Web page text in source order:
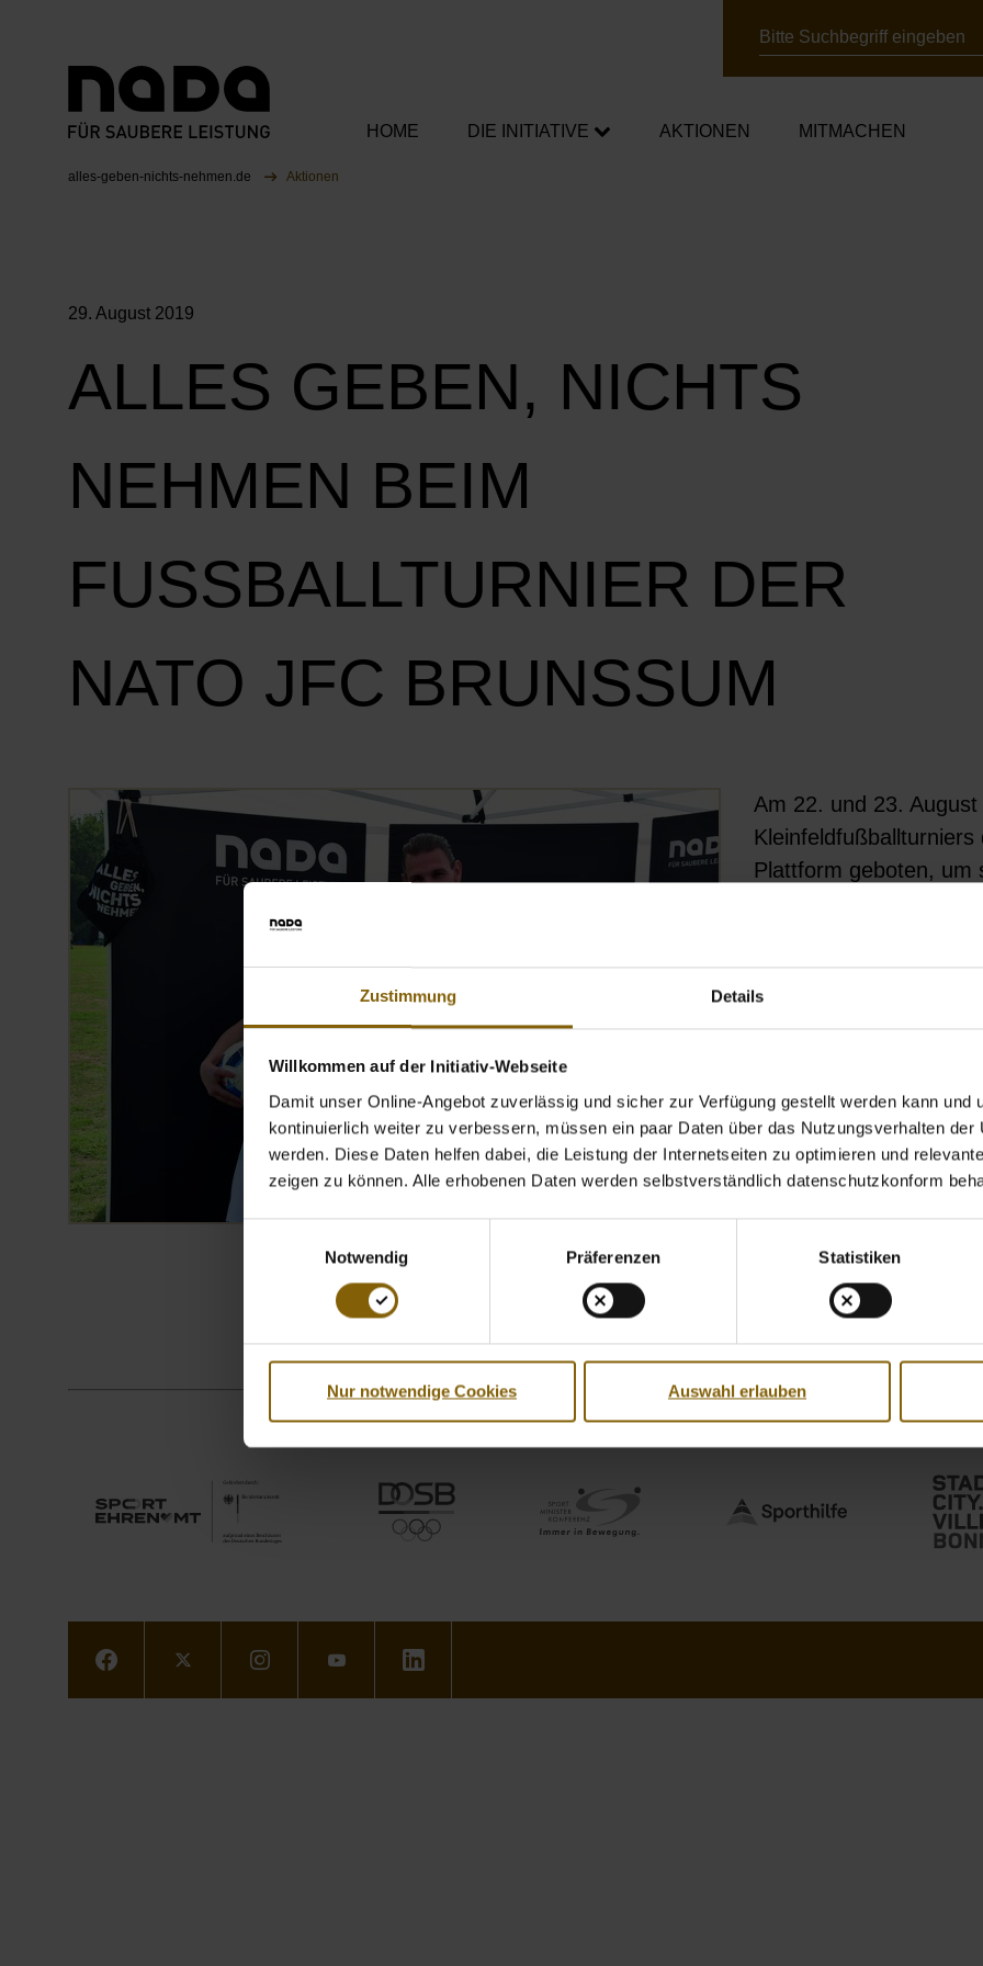
Zustimmung Details
Willkommen auf der Initiativ-Webseite
Damit unser Online-Angebot zuverlässig und sicher zur Verfügung gestellt werden kann und
kontinuierlich weiter zu verbessern, müssen ein paar Daten über das Nutzungsverhalten der
werden. Diese Daten helfen dabei, die Leistung der Internetseiten zu optimieren und
zeigen zu können. Alle erhobenen Daten werden selbstverständlich datenschutzkonform
Notwendig
Präferenzen Statistiken
Nur notwendige Cookies Auswahl erlauben
Zum Inhalt springen
Suche
HOME DIE INITIATIVE AKTIONEN MITMACHEN
Sie sind hier:
alles-geben-nichts-nehmen.de Aktionen
29. August 2019
ALLES GEBEN, NICHTS
NEHMEN BEIM
FUSSBALLTURNIER DER N
ATO JFC BRUNSSUM
Öffnet Bild in Overlay
Am 22. und 23.
Plattform geboten, um
Mannschaft mit den
Brunssum (NL) vor Ort. Ihr
Flagge gezeigt. Hier findet
Einen Nachbericht mit
Bundeswehr Sport-Magazin:
Kleinfeld-Fußballturnier in
Facebook Twitter Instagram Youtube LinkedIn